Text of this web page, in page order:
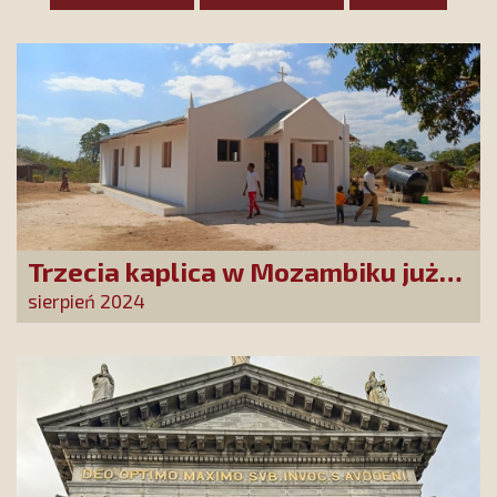
Trzecia kaplica w Mozambiku już
służy lokalnej społeczności
sierpień 2024